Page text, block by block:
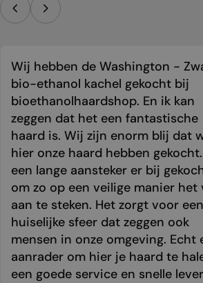
Wij hebben de Washington -
bio-ethanol kachel gekocht bij
bioethanolhaardshop. En ik kan
zeggen dat het een fantastische
haard is. Wij zijn enorm blij dat
hier onze haard hebben
een lange aansteker er bij
om zo op een veilige manier het
aan te steken. Het zorgt voor een
huiselijke sfeer dat zeggen ook
mensen in onze omgeving. Echt
aanrader om hier je haard te
een goede service en snelle